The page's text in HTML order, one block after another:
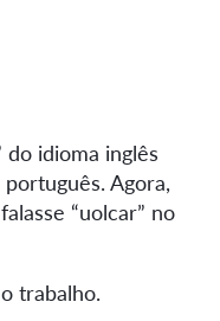
do idioma inglês
Agora,
“uolcar” no
trabalho.